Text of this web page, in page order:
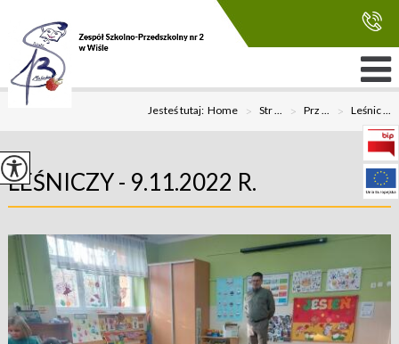
Jesteś tutaj:Home > Str ... > Prz ... > Leśnic ...
LEŚNICZY - 9.11.2022 R.